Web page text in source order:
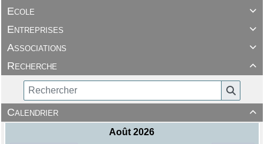

Ecole

Entreprises

Associations

Recherche

Calendrier